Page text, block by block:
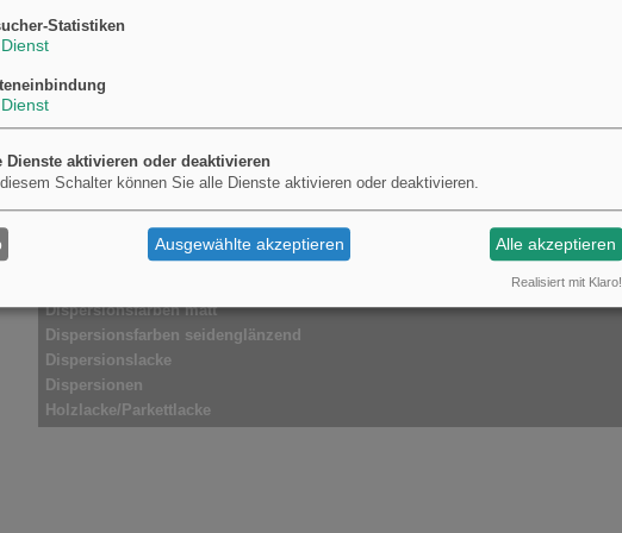
Netz- und Dispergieradditiv
Entlüfter
Korrosionsschutzadditiv
Rheologieadditiv
Viskositätsstabilisierungsadditiv
Gleitadditiv
Untergrundbenetzungsadditiv
Verlaufsadditiv
lösemittelhaltige Lacke
wässrige Systeme
100% Systeme
Dispersionsfarben matt
Dispersionsfarben seidenglänzend
Dispersionslacke
Dispersionen
Holzlacke/Parkettlacke
Statistiken
Dienst
Dienst
Dienste aktivieren oder deaktivieren
Schalter können Sie alle Dienste aktivieren oder deaktivieren.
Ausgewählte akzeptieren Alle akzeptieren
Realisiert mit Klaro!